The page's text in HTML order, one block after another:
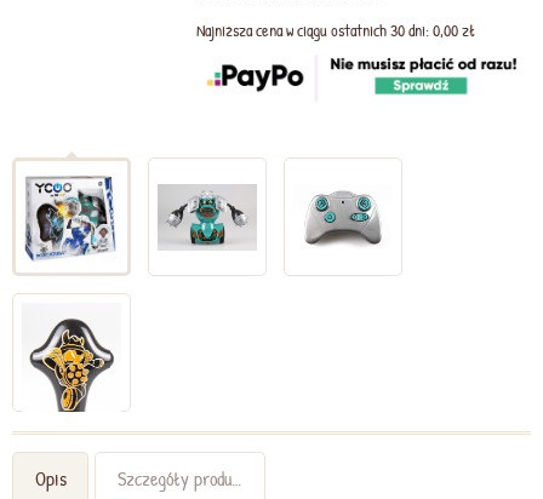
Najniższa cena w ciągu ostatnich 30 dni: 0,00 zł
Opis Szczegóły produktu